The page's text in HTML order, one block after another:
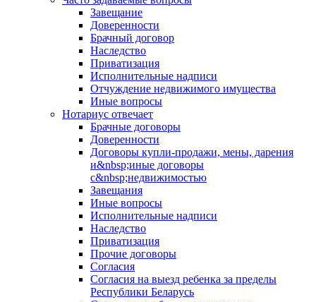
Завещание
Доверенности
Брачный договор
Наследство
Приватизация
Исполнительные надписи
Отчуждение недвижимого имущества
Иные вопросы
Нотариус отвечает
Брачные договоры
Доверенности
Договоры купли-продажи, мены, дарения
и&nbsp;иные договоры
с&nbsp;недвижимостью
Завещания
Иные вопросы
Исполнительные надписи
Наследство
Приватизация
Прочие договоры
Согласия
Согласия на выезд ребенка за пределы
Республики Беларусь